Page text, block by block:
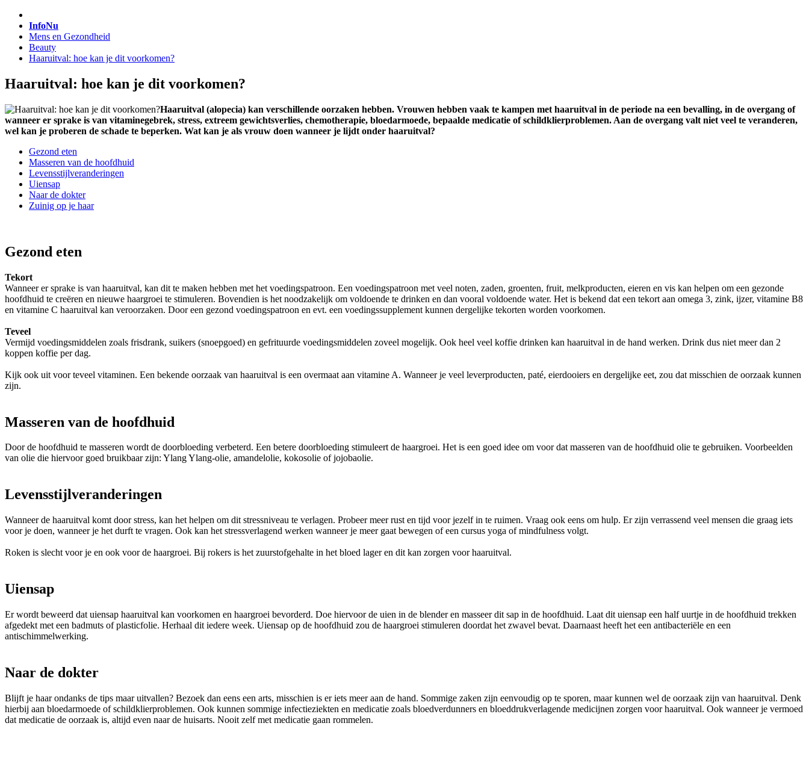
InfoNu
Mens en Gezondheid
Beauty
Haaruitval: hoe kan je dit voorkomen?
Haaruitval: hoe kan je dit voorkomen?
Haaruitval (alopecia) kan verschillende oorzaken hebben. Vrouwen hebben vaak te kampen met haaruitval in de periode na een bevalling, in de overgang of
wanneer er sprake is van vitaminegebrek, stress, extreem gewichtsverlies, chemotherapie, bloedarmoede, bepaalde medicatie of schildklierproblemen. Aan de overgang valt niet veel te veranderen,
wel kan je proberen de schade te beperken. Wat kan je als vrouw doen wanneer je lijdt onder haaruitval?
Gezond eten
Masseren van de hoofdhuid
Levensstijlveranderingen
Uiensap
Naar de dokter
Zuinig op je haar
Gezond eten
Tekort
Wanneer er sprake is van haaruitval, kan dit te maken hebben met het voedingspatroon. Een voedingspatroon met veel noten, zaden, groenten, fruit, melkproducten, eieren en vis kan helpen om een gezonde
hoofdhuid te creëren en nieuwe haargroei te stimuleren. Bovendien is het noodzakelijk om voldoende te drinken en dan vooral voldoende water. Het is bekend dat een tekort aan omega 3, zink, ijzer, vitamine B8
en vitamine C haaruitval kan veroorzaken. Door een gezond voedingspatroon en evt. een voedingssupplement kunnen dergelijke tekorten worden voorkomen.
Teveel
Vermijd voedingsmiddelen zoals frisdrank, suikers (snoepgoed) en gefrituurde voedingsmiddelen zoveel mogelijk. Ook heel veel koffie drinken kan haaruitval in de hand werken. Drink dus niet meer dan 2
koppen koffie per dag.
Kijk ook uit voor teveel vitaminen. Een bekende oorzaak van haaruitval is een overmaat aan vitamine A. Wanneer je veel leverproducten, paté, eierdooiers en dergelijke eet, zou dat misschien de oorzaak kunnen
zijn.
Masseren van de hoofdhuid
Door de hoofdhuid te masseren wordt de doorbloeding verbeterd. Een betere doorbloeding stimuleert de haargroei. Het is een goed idee om voor dat masseren van de hoofdhuid olie te gebruiken. Voorbeelden
van olie die hiervoor goed bruikbaar zijn: Ylang Ylang-olie, amandelolie, kokosolie of jojobaolie.
Levensstijlveranderingen
Wanneer de haaruitval komt door stress, kan het helpen om dit stressniveau te verlagen. Probeer meer rust en tijd voor jezelf in te ruimen. Vraag ook eens om hulp. Er zijn verrassend veel mensen die graag iets
voor je doen, wanneer je het durft te vragen. Ook kan het stressverlagend werken wanneer je meer gaat bewegen of een cursus yoga of mindfulness volgt.
Roken is slecht voor je en ook voor de haargroei. Bij rokers is het zuurstofgehalte in het bloed lager en dit kan zorgen voor haaruitval.
Uiensap
Er wordt beweerd dat uiensap haaruitval kan voorkomen en haargroei bevorderd. Doe hiervoor de uien in de blender en masseer dit sap in de hoofdhuid. Laat dit uiensap een half uurtje in de hoofdhuid trekken
afgedekt met een badmuts of plasticfolie. Herhaal dit iedere week. Uiensap op de hoofdhuid zou de haargroei stimuleren doordat het zwavel bevat. Daarnaast heeft het een antibacteriële en een
antischimmelwerking.
Naar de dokter
Blijft je haar ondanks de tips maar uitvallen? Bezoek dan eens een arts, misschien is er iets meer aan de hand. Sommige zaken zijn eenvoudig op te sporen, maar kunnen wel de oorzaak zijn van haaruitval. Denk
hierbij aan bloedarmoede of schildklierproblemen. Ook kunnen sommige infectieziekten en medicatie zoals bloedverdunners en bloeddrukverlagende medicijnen zorgen voor haaruitval. Ook wanneer je vermoed
dat medicatie de oorzaak is, altijd even naar de huisarts. Nooit zelf met medicatie gaan rommelen.